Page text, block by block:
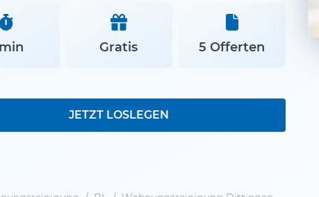
Gratis 5 Offerten
JETZT LOSLEGEN